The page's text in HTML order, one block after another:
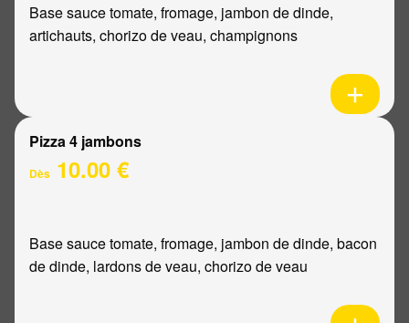
Base sauce tomate, fromage, jambon de dinde,
artichauts, chorizo de veau, champignons
Pizza 4 jambons
Dès 10.00 €
Base sauce tomate, fromage, jambon de dinde, bacon
de dinde, lardons de veau, chorizo de veau